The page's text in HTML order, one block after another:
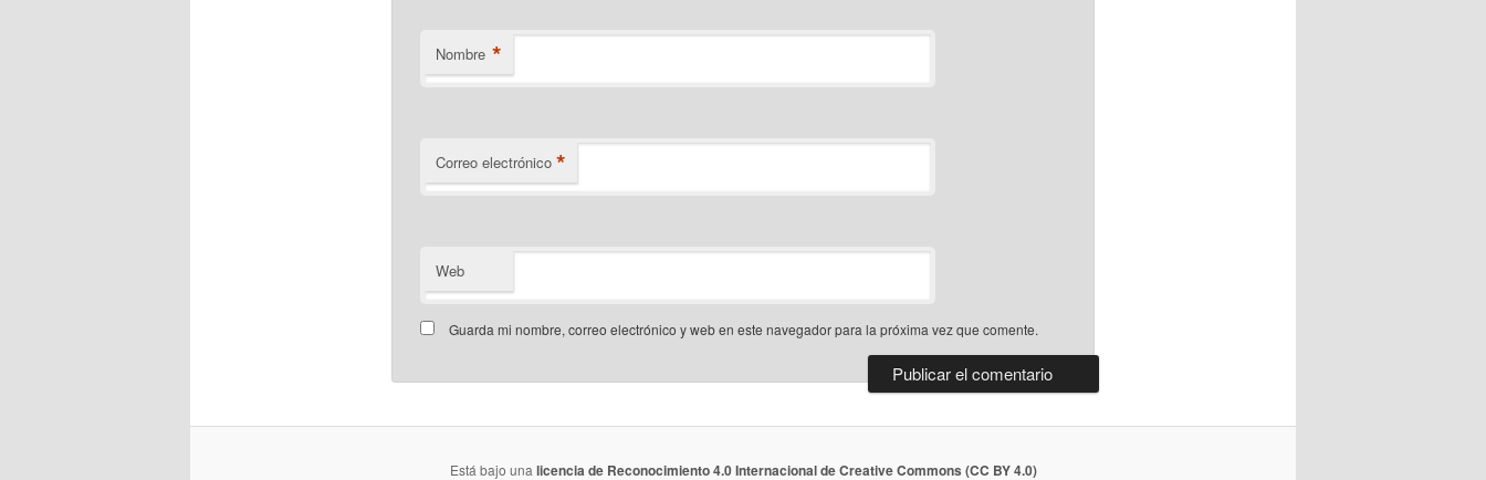
Nombre *
Correo electrónico *
Web
Guarda mi nombre, correo electrónico y web en este navegador para la próxima vez que comente.
Está bajo una licencia de Reconocimiento 4.0 Internacional de Creative Commons (CC BY 4.0)